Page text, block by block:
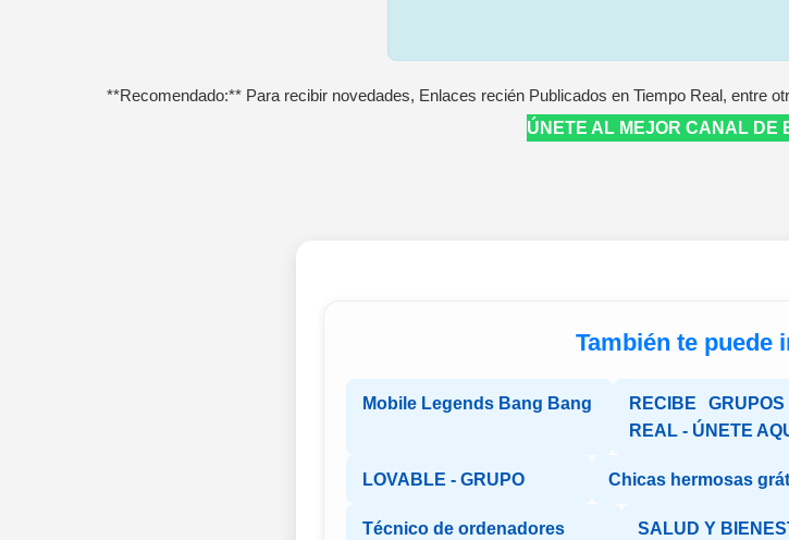
**Recomendado:** Para recibir novedades, Enlaces recién Publicados en Tiempo Real, entre
ÚNETE AL MEJOR CANAL DE
También te puede
Mobile Legends Bang Bang
RECIBE
REAL - ÚNETE
LOVABLE - GRUPO Chicas hermosas
Técnico de ordenadores SALUD Y